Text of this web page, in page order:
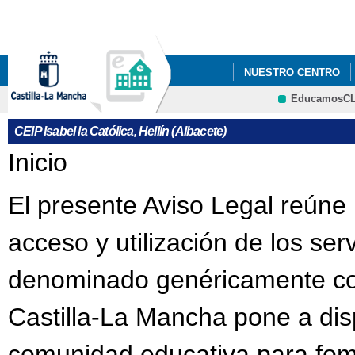
NUESTRO CENTRO
NUESTROS
ADMISIÓN DE
APADRINAMIENTO
BLOG EDUCACIÓN
CARTA
CEIP Isabel la Católica, Hellín (Albacete)
Se encuentra usted aquí
Inicio
El presente Aviso Legal
acceso y utilización de los
denominado genéricamente
Castilla-La Mancha pone a